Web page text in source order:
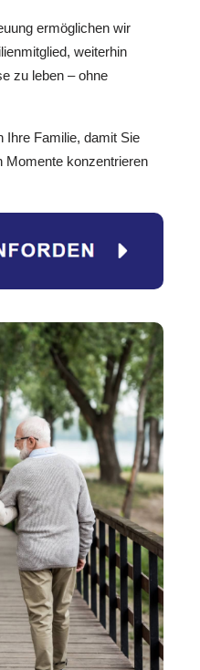
ermöglichen wir
weiterhin
zu leben – ohne
Ihre Familie, damit Sie
Momente konzentrieren